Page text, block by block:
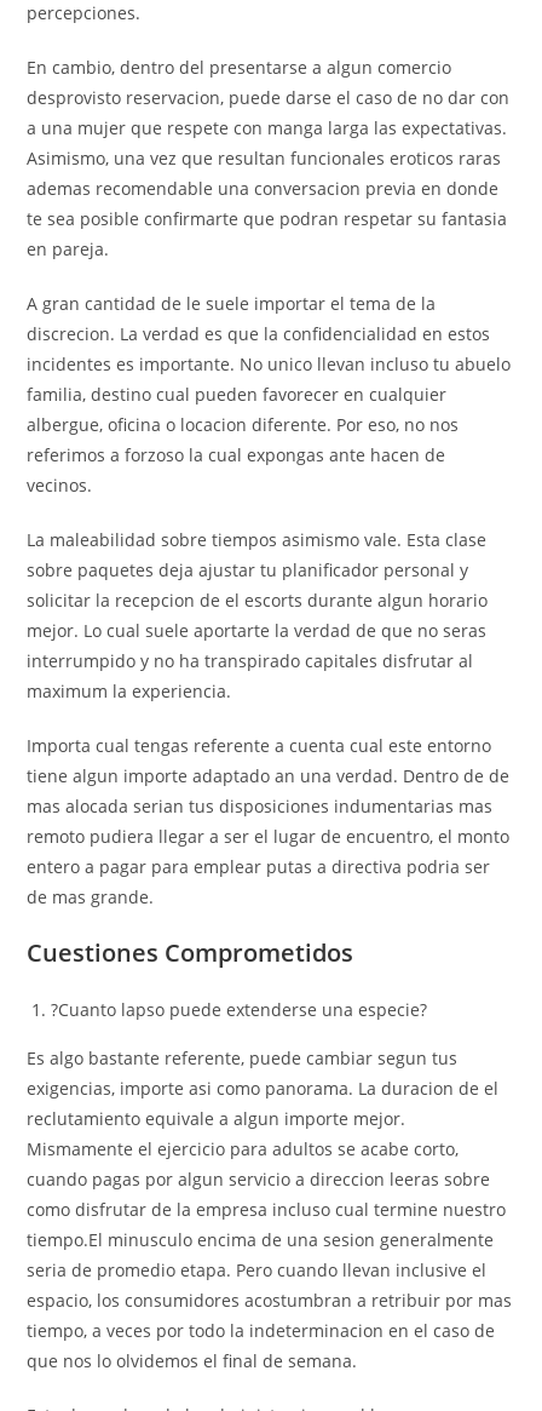
percepciones.
En cambio, dentro del presentarse a algun comercio
desprovisto reservacion, puede darse el caso de no dar con
a una mujer que respete con manga larga las expectativas.
Asimismo, una vez que resultan funcionales eroticos raras
ademas recomendable una conversacion previa en donde
te sea posible confirmarte que podran respetar su fantasia
en pareja.
A gran cantidad de le suele importar el tema de la
discrecion. La verdad es que la confidencialidad en estos
incidentes es importante. No unico llevan incluso tu abuelo
familia, destino cual pueden favorecer en cualquier
albergue, oficina o locacion diferente. Por eso, no nos
referimos a forzoso la cual expongas ante hacen de
vecinos.
La maleabilidad sobre tiempos asimismo vale. Esta clase
sobre paquetes deja ajustar tu planificador personal y
solicitar la recepcion de el escorts durante algun horario
mejor. Lo cual suele aportarte la verdad de que no seras
interrumpido y no ha transpirado capitales disfrutar al
maximum la experiencia.
Importa cual tengas referente a cuenta cual este entorno
tiene algun importe adaptado an una verdad. Dentro de de
mas alocada serian tus disposiciones indumentarias mas
remoto pudiera llegar a ser el lugar de encuentro, el monto
entero a pagar para emplear putas a directiva podria ser
de mas grande.
Cuestiones Comprometidos
?Cuanto lapso puede extenderse una especie?
Es algo bastante referente, puede cambiar segun tus
exigencias, importe asi­ como panorama. La duracion de el
reclutamiento equivale a algun importe mejor.
Mismamente el ejercicio para adultos se acabe corto,
cuando pagas por algun servicio a direccion leeras sobre
como disfrutar de la empresa incluso cual termine nuestro
tiempo.El minusculo encima de una sesion generalmente
seri­a de promedio etapa. Pero cuando llevan inclusive el
espacio, los consumidores acostumbran a retribuir por mas
tiempo, a veces por todo la indeterminacion en el caso de
que nos lo olvidemos el final de semana.